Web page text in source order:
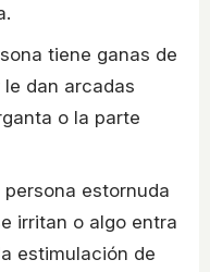
tiene ganas de
dan arcadas
o la parte
persona estornuda
irritan o algo entra
estimulación de